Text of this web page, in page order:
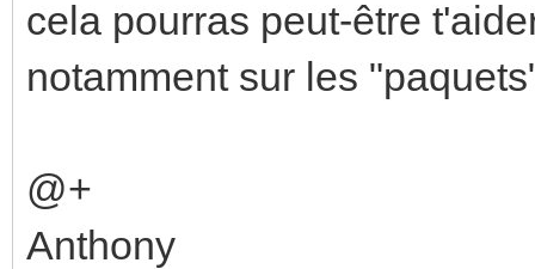
cela pourras peut-être
notamment sur les
@+
Anthony